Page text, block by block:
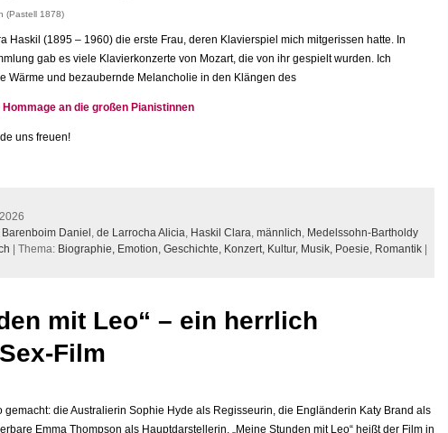
(Pastell 1878)
Haskil (1895 – 1960) die erste Frau, deren Klavierspiel mich mitgerissen hatte. In
gab es viele Klavierkonzerte von Mozart, die von ihr gespielt wurden. Ich
Wärme und bezaubernde Melancholie in den Klängen des
Hommage an die großen Pianistinnen
uns freuen!
Barenboim Daniel , de Larrocha Alicia, Haskil Clara, männlich, Medelssohn-Bartholdy
| Thema: Biographie, Emotion, Geschichte, Konzert, Kultur, Musik, Poesie, Romantik
mit Leo“ – ein herrlich
Film
gemacht: die Australierin Sophie Hyde als Regisseurin, die Engländerin Katy Brand als
Emma Thompson als Hauptdarstellerin. „Meine Stunden mit Leo“ heißt der Film in